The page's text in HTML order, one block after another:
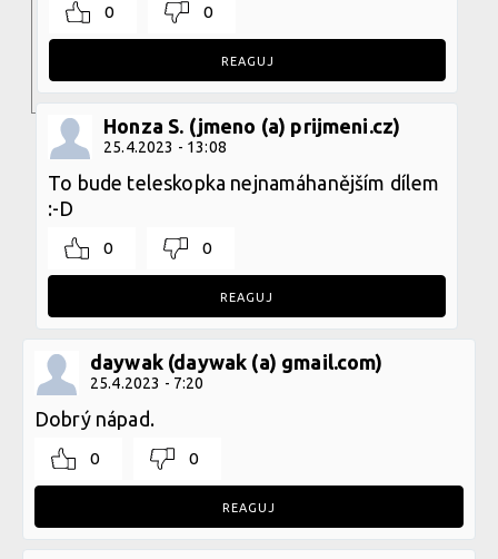
0 0
REAGUJ
Honza S. (jmeno (a) prijmeni.cz)
25.4.2023 - 13:08
To bude teleskopka nejnamáhanějším dílem
:-D
0 0
REAGUJ
daywak (daywak (a) gmail.com)
25.4.2023 - 7:20
Dobrý nápad.
0 0
REAGUJ